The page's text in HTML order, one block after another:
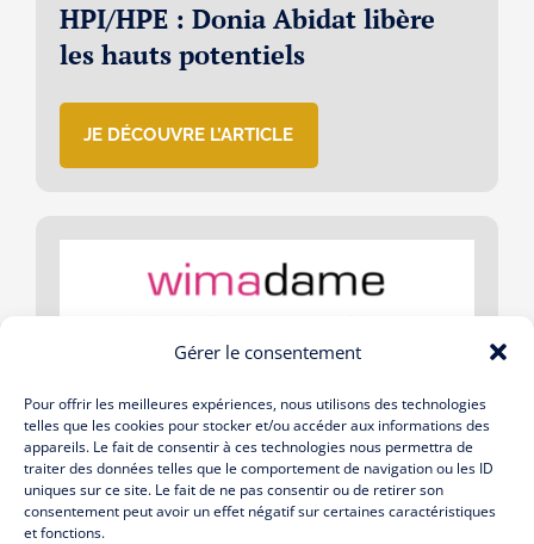
Gérer le consentement
Pour offrir les meilleures expériences, nous utilisons des technologies
telles que les cookies pour stocker et/ou accéder aux informations des
appareils. Le fait de consentir à ces technologies nous permettra de
traiter des données telles que le comportement de navigation ou les ID
uniques sur ce site. Le fait de ne pas consentir ou de retirer son
consentement peut avoir un effet négatif sur certaines caractéristiques
et fonctions.
HPI/HPE : Donia Abidat libère
les hauts potentiels
JE DÉCOUVRE L’ARTICLE
Tribune d’avril 2023
JE DÉCOUVRE L’ARTICLE